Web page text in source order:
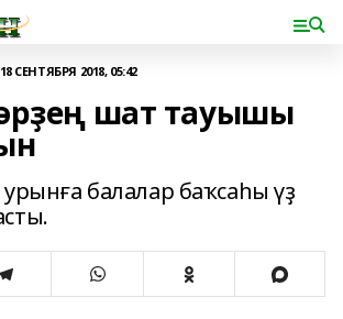
18 СЕНТЯБРЯ 2018, 05:42
шат тауышы
балалар баҡсаһы үҙ